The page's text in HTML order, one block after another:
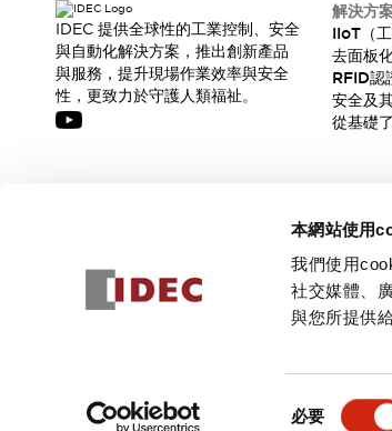
本網站使用
我們使用
社交媒體、
與您所提供
必要
IDEC 提供全球性的工業控制、安全
與自動化解決方案，推出創新產品
與服務，提升現場作業效率與安全
性，更致力於守護人類福祉。
解決方
IIoT（工
去面板
RFID認
安全及
從基礎
隱私權政策使用條